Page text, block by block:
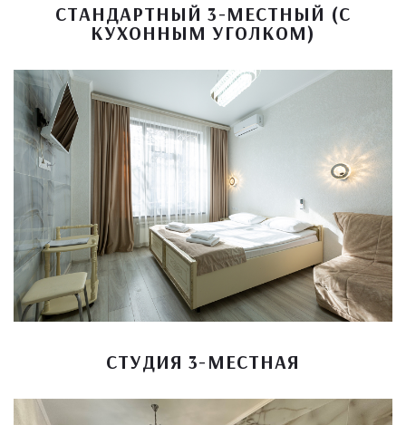
СТАНДАРТНЫЙ 3-МЕСТНЫЙ (С
КУХОННЫМ УГОЛКОМ)
СТУДИЯ 3-МЕСТНАЯ